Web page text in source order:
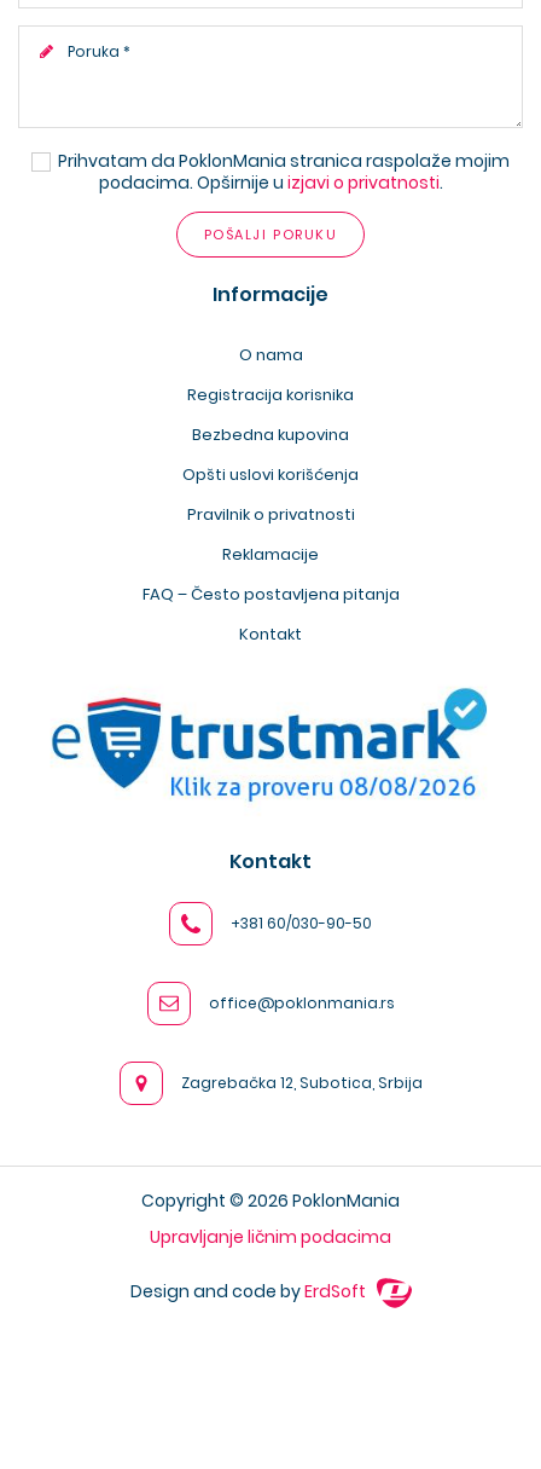
Prihvatam da PoklonMania stranica raspolaže mojim
podacima. Opširnije u izjavi o privatnosti.
POŠALJI PORUKU
Informacije
O nama
Registracija korisnika
Bezbedna kupovina
Opšti uslovi korišćenja
Pravilnik o privatnosti
Reklamacije
FAQ – Često postavljena pitanja
Kontakt
Kontakt
+381 60/030-90-50
office@poklonmania.rs
Zagrebačka 12, Subotica, Srbija
Copyright © 2026 PoklonMania
Upravljanje ličnim podacima
Design and code byErdSoft